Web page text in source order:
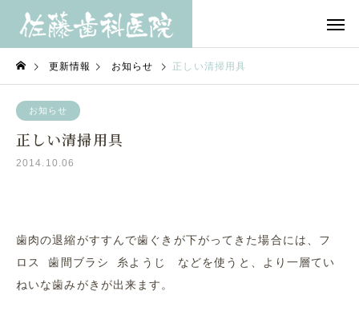
更新情報 お知らせ 正しい清掃用具
お知らせ
正しい清掃用具
2014.10.06
歯肉の退縮がすすんで歯ぐきが下がってきた場合には、フ
ロス 歯間ブラシ 糸ようじ などを使うと、より一層てい
ねいな歯みがきが出来ます。